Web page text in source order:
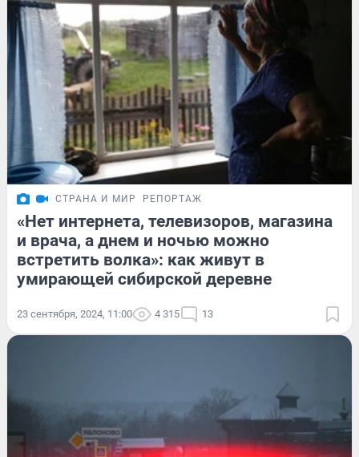
СТРАНА И МИР РЕПОРТАЖ
«Нет интернета, телевизоров, магазина
и врача, а днем и ночью можно
встретить волка»: как живут в
умирающей сибирской деревне
23 сентября, 2024, 11:00 4 315 13